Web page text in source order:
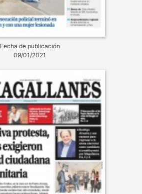
Fecha de publicación
09/01/2021